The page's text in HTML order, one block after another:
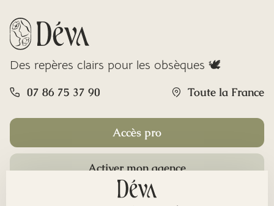
Des repères clairs pour les obsèques 🕊️
07 86 75 37 90 Toute la France
Accès pro
Activer mon agence